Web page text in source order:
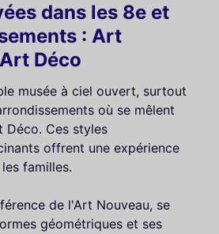
dans les 8e et
: Art
Déco
musée à ciel ouvert, surtout
où se mêlent
Ces styles
offrent une expérience
familles.
de l'Art Nouveau, se
géométriques et ses